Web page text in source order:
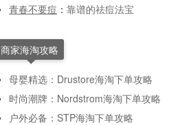
青春不要痘 ： 靠谱的祛痘法宝
商家海淘攻略
母婴精选：Drustore海淘下单攻略
时尚潮牌：Nordstrom海淘下单攻略
户外必备：STP海淘下单攻略